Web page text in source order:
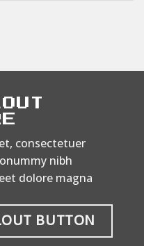
consectetuer
nibh
dolore magna
BUTTON